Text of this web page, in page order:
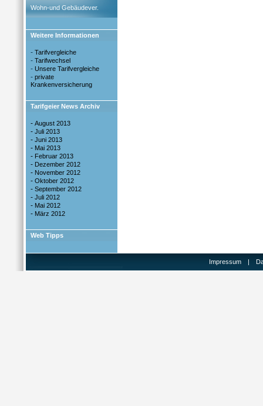
Wohn-und Gebäudever.
Weitere Informationen
- Tarifvergleiche
- Tarifwechsel
- Unsere Tarifvergleiche
- private
Krankenversicherung
Tarifgeier News Archiv
- August 2013
- Juli 2013
- Juni 2013
- Mai 2013
- Februar 2013
- Dezember 2012
- November 2012
- Oktober 2012
- September 2012
- Juli 2012
- Mai 2012
- März 2012
Web Tipps
Impressum |